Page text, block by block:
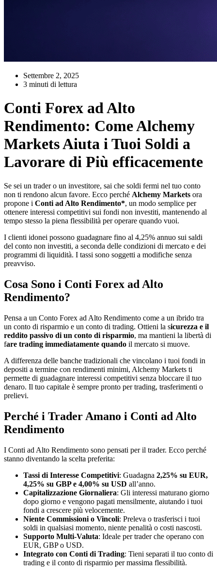
Settembre 2, 2025
3 minuti di lettura
Conti Forex ad Alto
Rendimento: Come Alchemy
Markets Aiuta i Tuoi Soldi a
Lavorare di Più efficacemente
Se sei un trader o un investitore, sai che soldi fermi nel tuo conto
non ti rendono alcun favore. Ecco perché Alchemy Markets ora
propone i Conti ad Alto Rendimento*, un modo semplice per
ottenere interessi competitivi sui fondi non investiti, mantenendo al
tempo stesso la piena flessibilità per operare quando vuoi.
I clienti idonei possono guadagnare fino al 4,25% annuo sui saldi
del conto non investiti, a seconda delle condizioni di mercato e dei
programmi di liquidità. I tassi sono soggetti a modifiche senza
preavviso.
Cosa Sono i Conti Forex ad Alto
Rendimento?
Pensa a un Conto Forex ad Alto Rendimento come a un ibrido tra
un conto di risparmio e un conto di trading. Ottieni la sicurezza e il
reddito passivo di un conto di risparmio, ma mantieni la libertà di
fare trading immediatamente quando il mercato si muove.
A differenza delle banche tradizionali che vincolano i tuoi fondi in
depositi a termine con rendimenti minimi, Alchemy Markets ti
permette di guadagnare interessi competitivi senza bloccare il tuo
denaro. Il tuo capitale è sempre pronto per trading, trasferimenti o
prelievi.
Perché i Trader Amano i Conti ad Alto
Rendimento
I Conti ad Alto Rendimento sono pensati per il trader. Ecco perché
stanno diventando la scelta preferita:
Tassi di Interesse Competitivi: Guadagna 2,25% su EUR,
4,25% su GBP e 4,00% su USD all’anno.
Capitalizzazione Giornaliera: Gli interessi maturano giorno
dopo giorno e vengono pagati mensilmente, aiutando i tuoi
fondi a crescere più velocemente.
Niente Commissioni o Vincoli: Preleva o trasferisci i tuoi
soldi in qualsiasi momento, niente penalità o costi nascosti.
Supporto Multi-Valuta: Ideale per trader che operano con
EUR, GBP o USD.
Integrato con Conti di Trading: Tieni separati il tuo conto di
trading e il conto di risparmio per massima flessibilità.